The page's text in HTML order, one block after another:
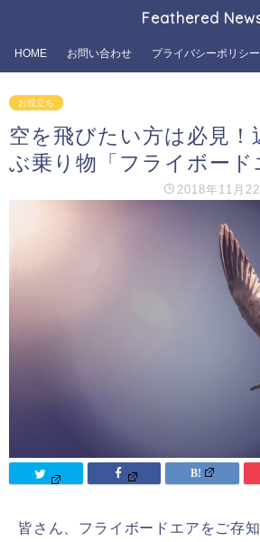
Feathered
HOME お問い合わせ プライバシーポリシー
お役立ち
空を飛びたい方は必見！
ぶ乗り物「フライボード
2018年11月22
皆さん、フライボードエアをご存